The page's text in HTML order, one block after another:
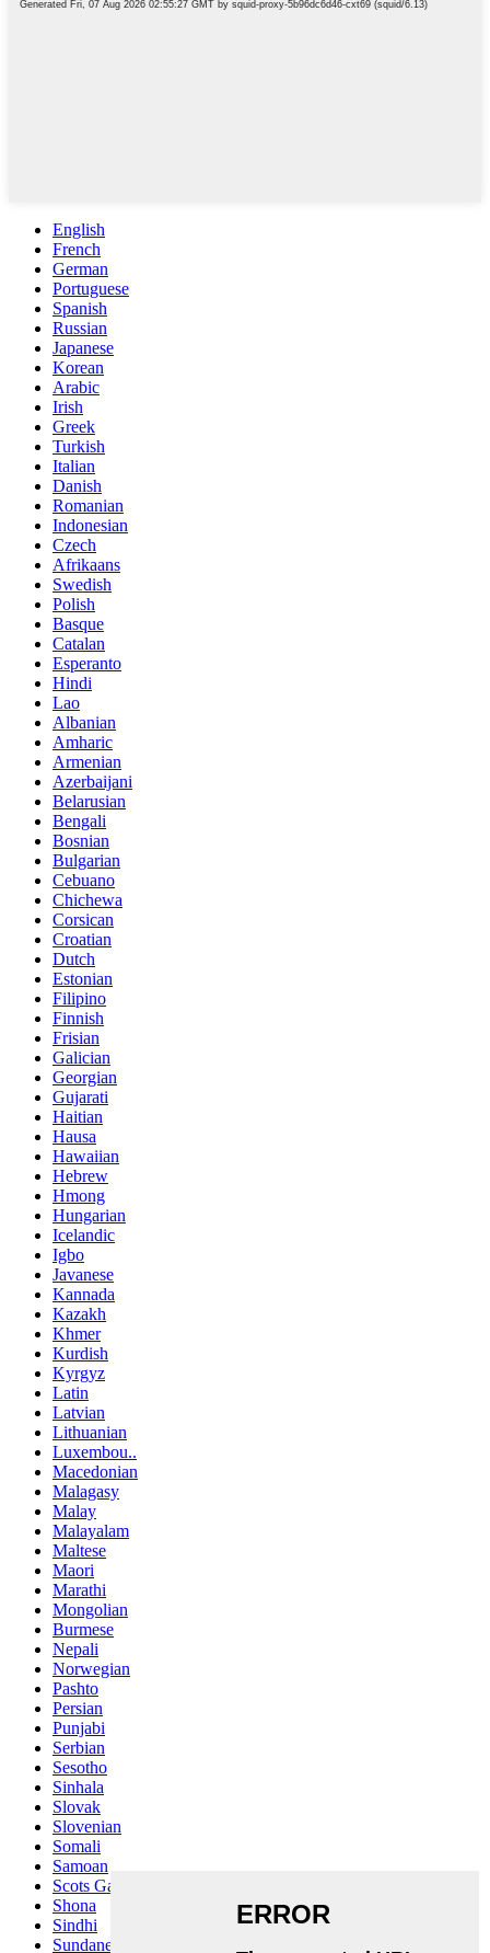
English
French
German
Portuguese
Spanish
Russian
Japanese
Korean
Arabic
Irish
Greek
Turkish
Italian
Danish
Romanian
Indonesian
Czech
Afrikaans
Swedish
Polish
Basque
Catalan
Esperanto
Hindi
Lao
Albanian
Amharic
Armenian
Azerbaijani
Belarusian
Bengali
Bosnian
Bulgarian
Cebuano
Chichewa
Corsican
Croatian
Dutch
Estonian
Filipino
Finnish
Frisian
Galician
Georgian
Gujarati
Haitian
Hausa
Hawaiian
Hebrew
Hmong
Hungarian
Icelandic
Igbo
Javanese
Kannada
Kazakh
Khmer
Kurdish
Kyrgyz
Latin
Latvian
Lithuanian
Luxembou..
Macedonian
Malagasy
Malay
Malayalam
Maltese
Maori
Marathi
Mongolian
Burmese
Nepali
Norwegian
Pashto
Persian
Punjabi
Serbian
Sesotho
Sinhala
Slovak
Slovenian
Somali
Samoan
Scots Gaelic
Shona
Sindhi
Sundanese